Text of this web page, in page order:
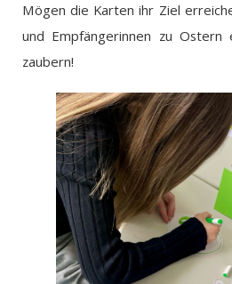
Mögen die Karten ihr Ziel
und Empfängerinnen zu Ostern
zaubern!